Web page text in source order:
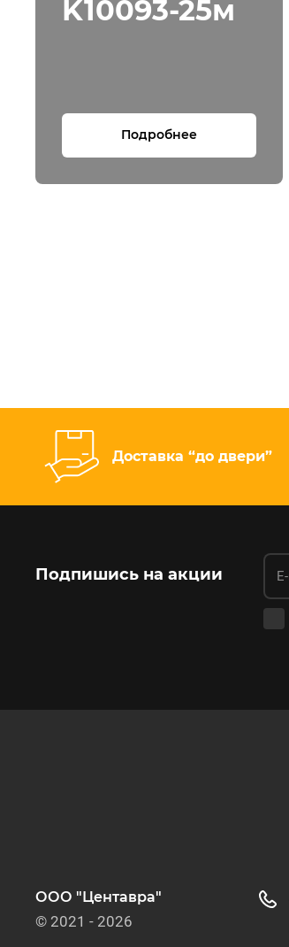
K10093-25м
Подробнее
Доставка “до двери”
Подпишись на акции
ООО "Центавра"
© 2021 - 2026